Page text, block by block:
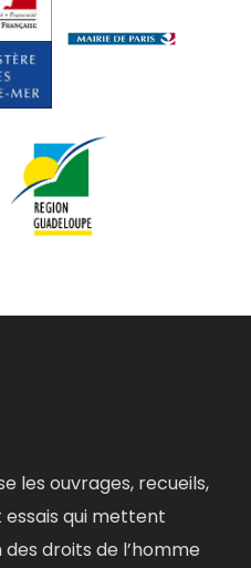
les ouvrages, recueils,
qui mettent
droits de l’homme